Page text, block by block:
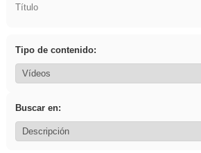
Título
Tipo de contenido:
Buscar en: